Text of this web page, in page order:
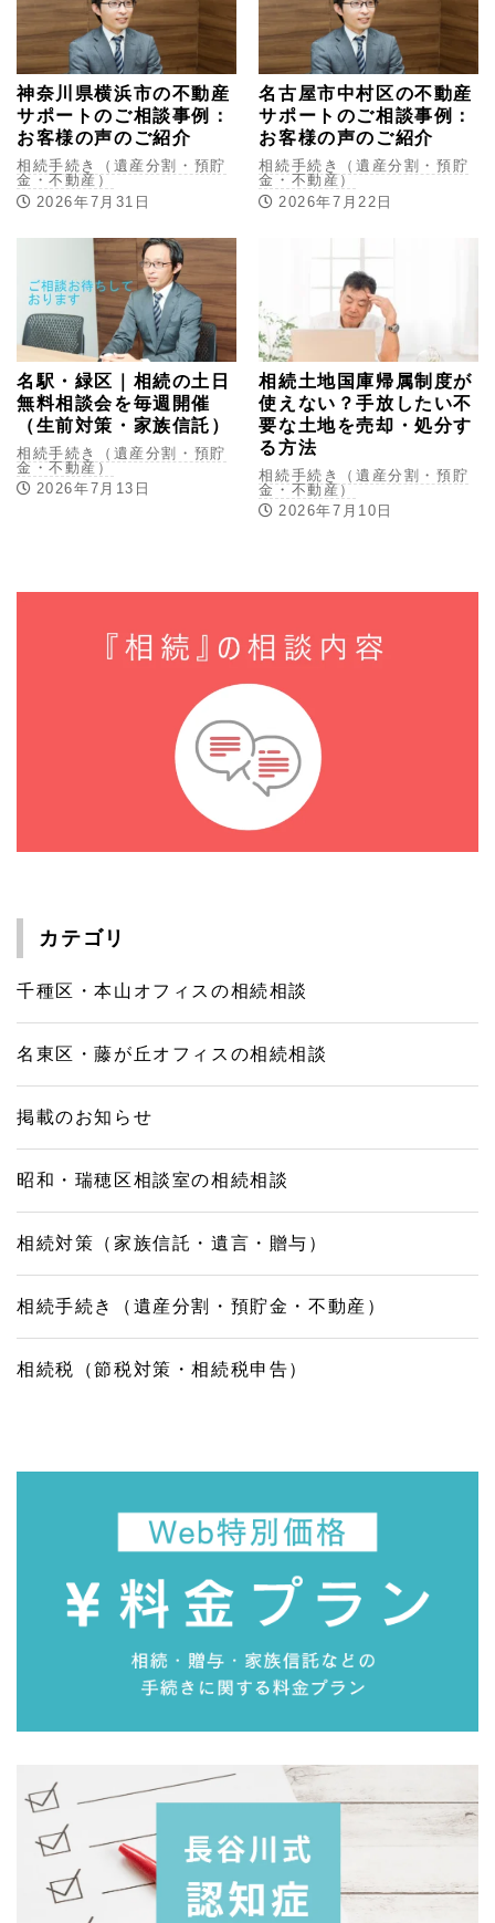
神奈川県横浜市の不動産
サポートのご相談事例：
お客様の声のご紹介
相続手続き（遺産分割・預貯
金・不動産）
2026年7月31日
名古屋市中村区の不動産
サポートのご相談事例：
お客様の声のご紹介
相続手続き（遺産分割・預貯
金・不動産）
2026年7月22日
名駅・緑区｜相続の土日
無料相談会を毎週開催
（生前対策・家族信託）
相続手続き（遺産分割・預貯
金・不動産）
2026年7月13日
相続土地国庫帰属制度が
使えない？手放したい不
要な土地を売却・処分す
る方法
相続手続き（遺産分割・預貯
金・不動産）
2026年7月10日
カテゴリ
千種区・本山オフィスの相続相談
名東区・藤が丘オフィスの相続相談
掲載のお知らせ
昭和・瑞穂区相談室の相続相談
相続対策（家族信託・遺言・贈与）
相続手続き（遺産分割・預貯金・不動産）
相続税（節税対策・相続税申告）